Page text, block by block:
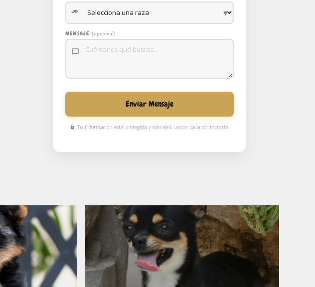
MENSAJE (opcional)
Enviar Mensaje
Tu información está protegida y solo será usada para contactarte.